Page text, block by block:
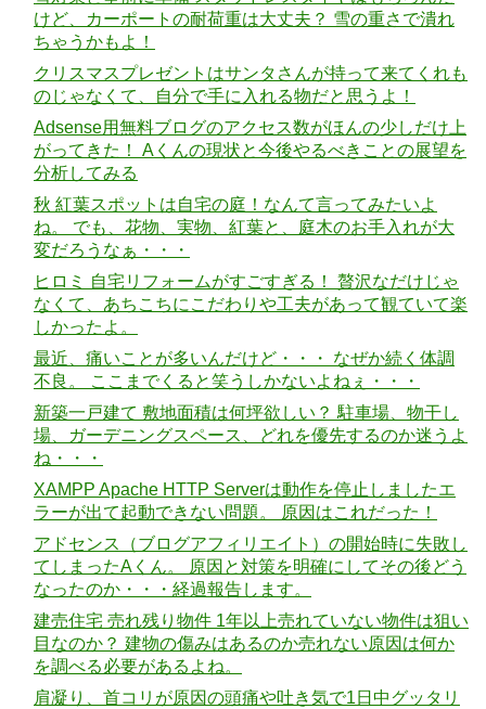
けど、カーポートの耐荷重は大丈夫？ 雪の重さで潰れ
ちゃうかもよ！
クリスマスプレゼントはサンタさんが持って来てくれも
のじゃなくて、自分で手に入れる物だと思うよ！
Adsense用無料ブログのアクセス数がほんの少しだけ上
がってきた！ Aくんの現状と今後やるべきことの展望を
分析してみる
秋 紅葉スポットは自宅の庭！なんて言ってみたいよ
ね。 でも、花物、実物、紅葉と、庭木のお手入れが大
変だろうなぁ・・・
ヒロミ 自宅リフォームがすごすぎる！ 贅沢なだけじゃ
なくて、あちこちにこだわりや工夫があって観ていて楽
しかったよ。
最近、痛いことが多いんだけど・・・ なぜか続く体調
不良。 ここまでくると笑うしかないよねぇ・・・
新築一戸建て 敷地面積は何坪欲しい？ 駐車場、物干し
場、ガーデニングスペース、どれを優先するのか迷うよ
ね・・・
XAMPP Apache HTTP Serverは動作を停止しましたエ
ラーが出て起動できない問題。 原因はこれだった！
アドセンス（ブログアフィリエイト）の開始時に失敗し
てしまったAくん。 原因と対策を明確にしてその後どう
なったのか・・・経過報告します。
建売住宅 売れ残り物件 1年以上売れていない物件は狙い
目なのか？ 建物の傷みはあるのか売れない原因は何か
を調べる必要があるよね。
肩凝り、首コリが原因の頭痛や吐き気で1日中グッタリ